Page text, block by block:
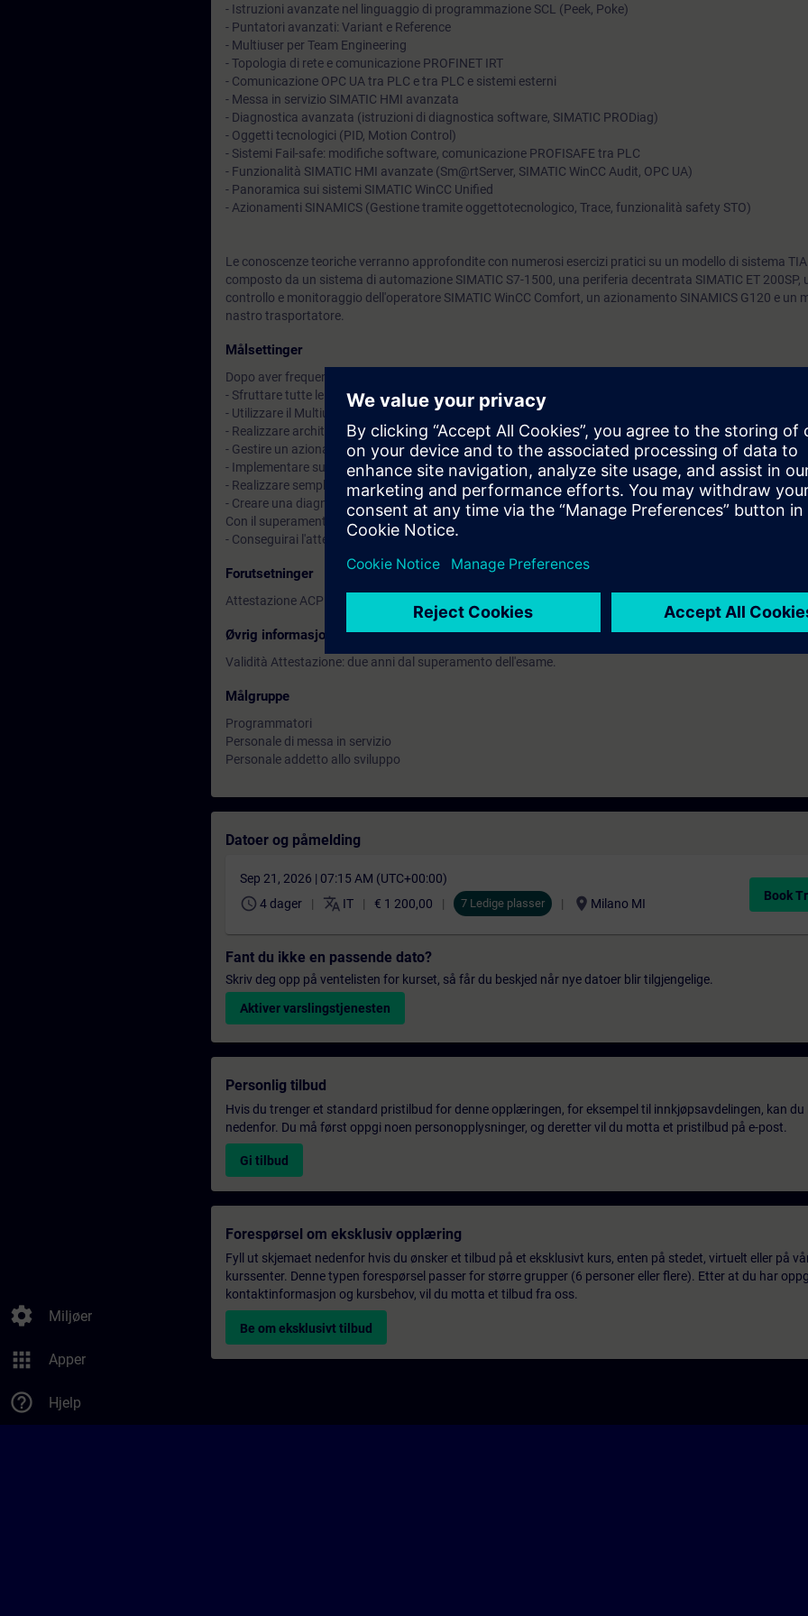
settings Miljøer
apps Apper
help_outline Hjelp
PROFESSIONAL. Durante questa giornata viene effettuato un
prova d'esame, che prevede un'ora di parte teorica con
chiusa e 2 ore di prova pratica.
- Istruzioni avanzate nel linguaggio di programmazione SCL (Peek, Poke)
- Puntatori avanzati: Variant e Reference
- Multiuser per Team Engineering
- Topologia di rete e comunicazione PROFINET IRT
- Comunicazione OPC UA tra PLC e tra PLC e sistemi esterni
- Messa in servizio SIMATIC HMI avanzata
- Diagnostica avanzata (istruzioni di diagnostica software, SIMATIC PRODiag)
- Oggetti tecnologici (PID, Motion Control)
- Sistemi Fail-safe: modifiche software, comunicazione PROFISAFE tra PLC
- Funzionalità SIMATIC HMI avanzate (Sm@rtServer, SIMATIC WinCC Audit, OPC UA)
- Panoramica sui sistemi SIMATIC WinCC Unified
- Azionamenti SINAMICS (Gestione tramite oggettotecnologico, Trace, funzionalità safety STO)
Le conoscenze teoriche verranno approfondite con numerosi esercizi pratici su un modello di sistema
composto da un sistema di automazione SIMATIC S7-1500, una periferia decentrata SIMATIC ET 200SP,
controllo e monitoraggio dell'operatore SIMATIC WinCC Comfort, un azionamento SINAMICS G120 e un
nastro trasportatore.
Målsettinger
Dopo aver frequentato il corso sarai in grado di:
- Sfruttare tutte le possibilità messe a disposizione dal programma SIMATIC STEP 7 (TIA Portal)
- Utilizzare il Multiuser per il lavoro in team
- Realizzare architetture reti PROFINET complesse
- Gestire un azionamento SINAMICS tramite oggetti tecnologici
- Implementare su un sistema di controllo e monitoraggio dell'operatore SIMATIC HMI funzionlità
- Realizzare semplici sistemi Safety Integrated
- Creare una diagnostica personalizzata per il tuo sistema di automazione
Con il superamento della prova di valutazione:
- Conseguirai l'attestazioneSITRAIN Italian Attested Competence Program PROFESSIONAL
Forutsetninger
Attestazione ACP ADVANCED.
Øvrig informasjon
Validità Attestazione: due anni dal superamento dell'esame.
Målgruppe
Programmatori
Personale di messa in servizio
Personale addetto allo sviluppo
Datoer og påmelding
Sep 21, 2026 | 07:15 AM (UTC+00:00)
schedule 4 dager translate IT € 1 200,00 7 Ledige plasser location_on Milano MI
Book
Fant du ikke en passende dato?
Skriv deg opp på ventelisten for kurset, så får du beskjed når nye datoer blir tilgjengelige.
Aktiver varslingstjenesten
Personlig tilbud
Hvis du trenger et standard pristilbud for denne opplæringen, for eksempel til innkjøpsavdelingen, kan du
nedenfor. Du må først oppgi noen personopplysninger, og deretter vil du motta et pristilbud på e-post.
Gi tilbud
Forespørsel om eksklusiv opplæring
Fyll ut skjemaet nedenfor hvis du ønsker et tilbud på et eksklusivt kurs, enten på stedet, virtuelt eller på
kurssenter. Denne typen forespørsel passer for større grupper (6 personer eller flere). Etter at du har
kontaktinformasjon og kursbehov, vil du motta et tilbud fra oss.
Be om eksklusivt tilbud